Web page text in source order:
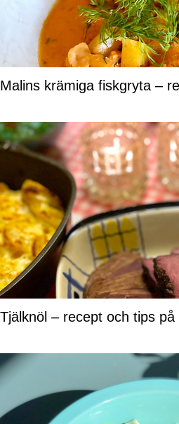
Malins krämiga fiskgryta –
Tjälknöl – recept och tips